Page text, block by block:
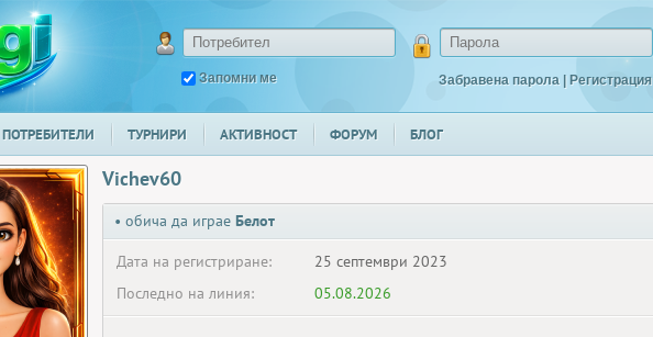
Запомни ме Забравена парола | Регистрация
ПОТРЕБИТЕЛИ ТУРНИРИ АКТИВНОСТ ФОРУМ БЛОГ
Vichev60
• обича да играе Белот
Дата на регистриране:
25 септември 2023
Последно на линия:
05.08.2026